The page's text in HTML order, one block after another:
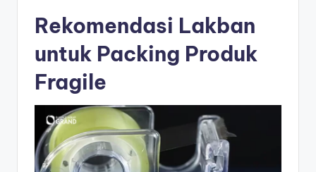
Rekomendasi Lakban
untuk Packing Produk
Fragile